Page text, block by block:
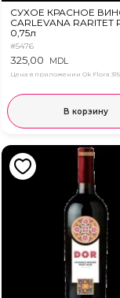
СУХОЕ КРАСНОЕ
CARLEVANA RARITET
0,75л
#5476
325,00 MDL
Цена в приложении Ok Flora
В корзину